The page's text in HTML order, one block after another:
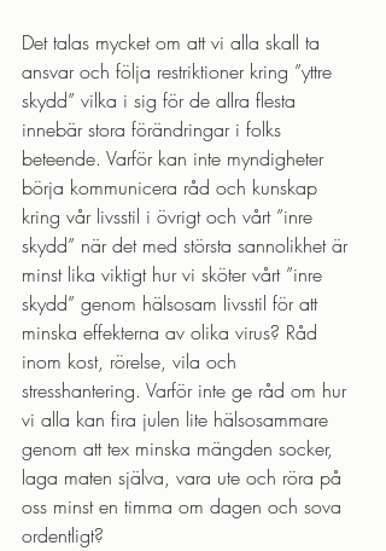
Det talas mycket om att vi alla skall ta
ansvar och följa restriktioner kring ”yttre
skydd” vilka i sig för de allra flesta
innebär stora förändringar i folks
beteende. Varför kan inte myndigheter
börja kommunicera råd och kunskap
kring vår livsstil i övrigt och vårt ”inre
skydd” när det med största sannolikhet är
minst lika viktigt hur vi sköter vårt ”inre
skydd” genom hälsosam livsstil för att
minska effekterna av olika virus? Råd
inom kost, rörelse, vila och
stresshantering. Varför inte ge råd om hur
vi alla kan fira julen lite hälsosammare
genom att tex minska mängden socker,
laga maten själva, vara ute och röra på
oss minst en timma om dagen och sova
ordentligt?